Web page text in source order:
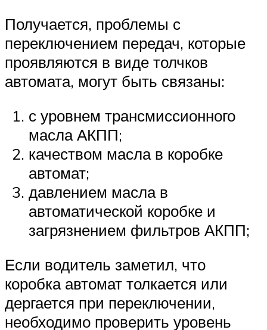
Получается, проблемы с
переключением передач, которые
проявляются в виде толчков
автомата, могут быть связаны:
с уровнем трансмиссионного
масла АКПП;
качеством масла в коробке
автомат;
давлением масла в
автоматической коробке и
загрязнением фильтров АКПП;
Если водитель заметил, что
коробка автомат толкается или
дергается при переключении,
необходимо проверить уровень